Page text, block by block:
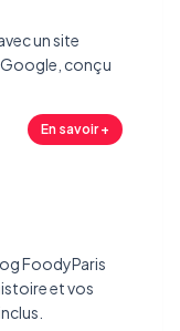
un site
conçu
En savoir +
FoodyParis
et vos